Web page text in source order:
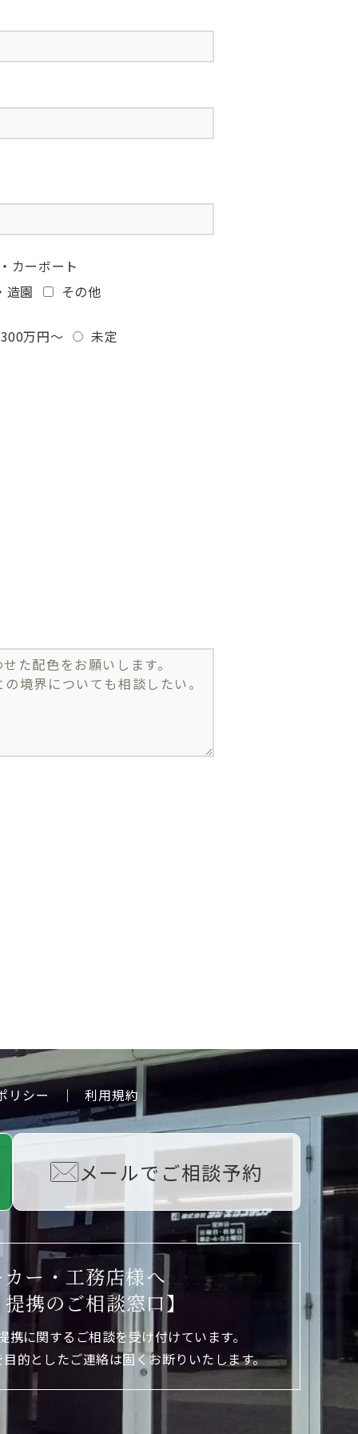
カーボート
造園
その他
300万円～ 未定
リシー ｜ 利用規約
メールでご相談予約
ー・工務店様へ
携のご相談窓口】
に関するご相談を受け付けています。
的としたご連絡は固くお断りいたします。